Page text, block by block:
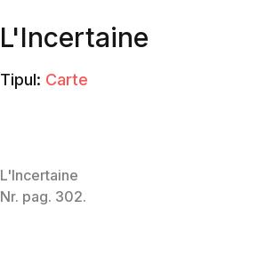
L'Incertaine
Tipul: Carte